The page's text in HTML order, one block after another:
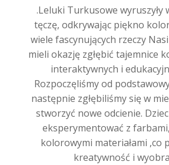
.Leluki Turkusowe wyruszyły
tęczę, odkrywając piękno
wiele fascynujących rzeczy
mieli okazję zgłębić tajemnice
interaktywnych i
Rozpoczęliśmy od
następnie zgłębiliśmy się w
stworzyć nowe odcienie.
eksperymentować z
kolorowymi materiałami ,co
kreatywność i